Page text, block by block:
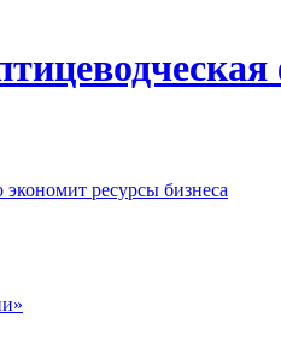
экономит ресурсы бизнеса